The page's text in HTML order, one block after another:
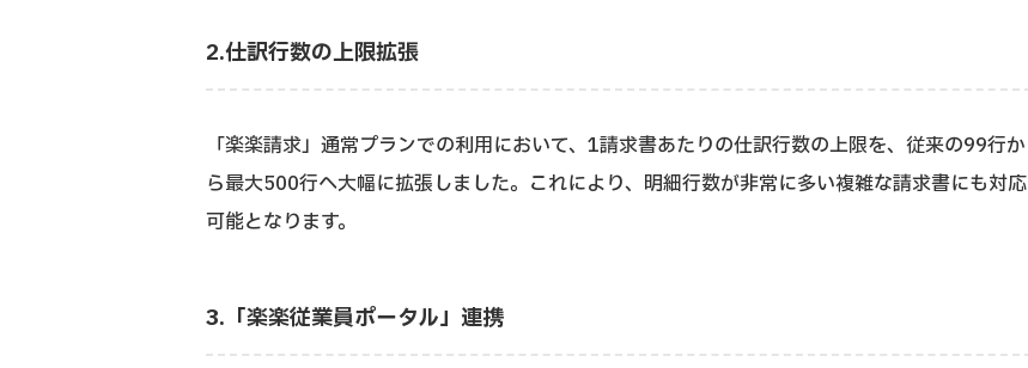
2.仕訳行数の上限拡張
「楽楽請求」通常プランでの利用において、1請求書あたりの仕訳行数の上限を、従来の99行か
ら最大500行へ大幅に拡張しました。これにより、明細行数が非常に多い複雑な請求書にも対応
可能となります。
3.「楽楽従業員ポータル」連携